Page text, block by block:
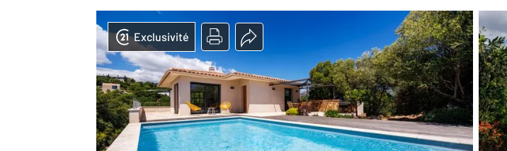
Exclusivité